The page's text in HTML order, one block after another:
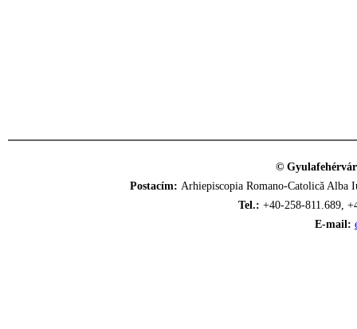
©
Postacím: Arhiepiscopia Romano-Catolică
Tel.: +40-258-811.689,
E-mail: